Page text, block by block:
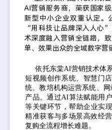
AI营销服务商，荣获国家
新型中小企业双重认定。
“用科技让品牌深入人心
术深度融入营销全链路，
单、效果出众的全域数字营
依托东棠AI营销技术体
短视频创作系统、智慧门
统、教培机构运营系统、
产品。通过AI算法赋能用
等关键环节，帮助企业实
精准获客与多场景高效经
复购全流程增长难题。